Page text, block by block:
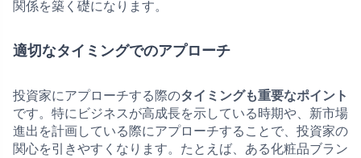
関係を築く礎になります。
適切なタイミングでのアプローチ
投資家にアプローチする際のタイミングも重要なポイント
です。特にビジネスが高成長を示している時期や、新市場
進出を計画している際にアプローチすることで、投資家の
関心を引きやすくなります。たとえば、ある化粧品ブラン